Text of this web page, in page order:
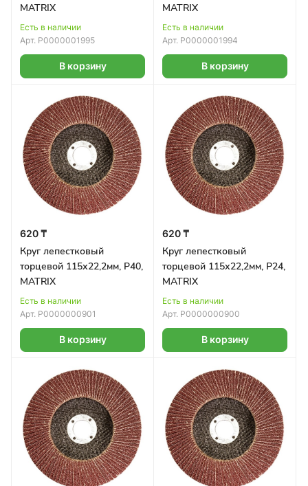
MATRIX
Есть в наличии
Арт. Р0000001995
В корзину
MATRIX
Есть в наличии
Арт. Р0000001994
В корзину
620 ₸
Круг лепестковый
торцевой 115х22,2мм, Р40,
MATRIX
Есть в наличии
Арт. Р0000000901
В корзину
620 ₸
Круг лепестковый
торцевой 115х22,2мм, Р24,
MATRIX
Есть в наличии
Арт. Р0000000900
В корзину